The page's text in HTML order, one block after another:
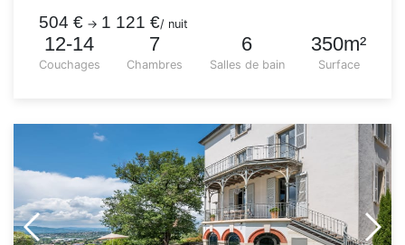
504 €→ 1 121 €/ nuit
12-14
Couchages
7
Chambres
6
Salles de bain
350m²
Surface